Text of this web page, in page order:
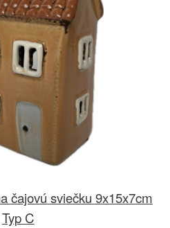
čajovú sviečku 9x15x7cm
Typ C